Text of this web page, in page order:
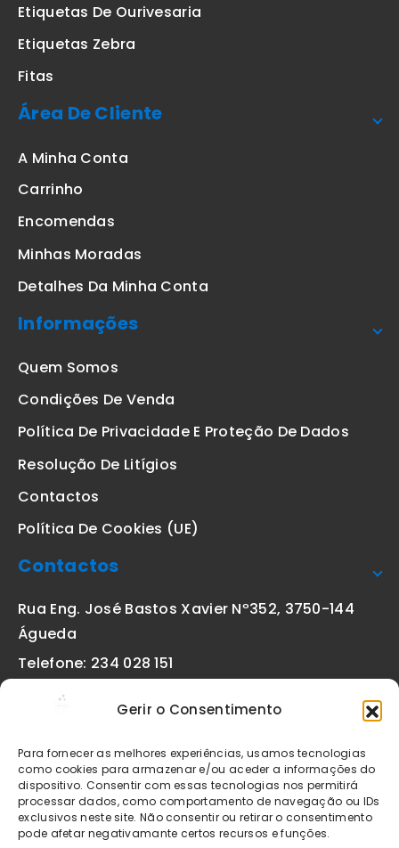
Gerir o Consentimento
Para fornecer as melhores experiências, usamos tecnologias
como cookies para armazenar e/ou aceder a informações do
dispositivo. Consentir com essas tecnologias nos permitirá
processar dados, como comportamento de navegação ou IDs
exclusivos neste site. Não consentir ou retirar o consentimento
pode afetar negativamante certos recursos e funções.
Etiquetas De Ourivesaria
Etiquetas Zebra
Fitas
Área De Cliente
A Minha Conta
Carrinho
Encomendas
Minhas Moradas
Detalhes Da Minha Conta
Informações
Quem Somos
Condições De Venda
Política De Privacidade E Proteção De Dados
Resolução De Litígios
Contactos
Política De Cookies (UE)
Contactos
Rua Eng. José Bastos Xavier Nº352, 3750-144
Águeda
Telefone: 234 028 151
geral@etiquetas-online.pt
Os preços indicados incluem IVA à taxa legal em vigor. Todos
os artigos apresentados no site encontram-se sujeitos à
disponibilidade de stock após confirmação da encomenda. As